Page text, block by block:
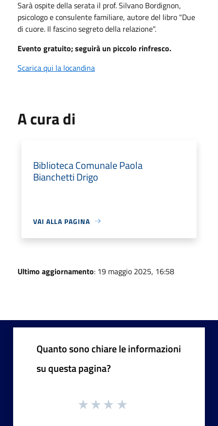
Sarà ospite della serata il prof. Silvano Bordignon,
psicologo e consulente familiare, autore del libro "Due
di cuore. Il fascino segreto della relazione".
Evento gratuito; seguirà un piccolo rinfresco.
Scarica qui la locandina
A cura di
Biblioteca Comunale Paola
Bianchetti Drigo
VAI ALLA PAGINA
Ultimo aggiornamento: 19 maggio 2025, 16:58
Quanto sono chiare le informazioni
su questa pagina?